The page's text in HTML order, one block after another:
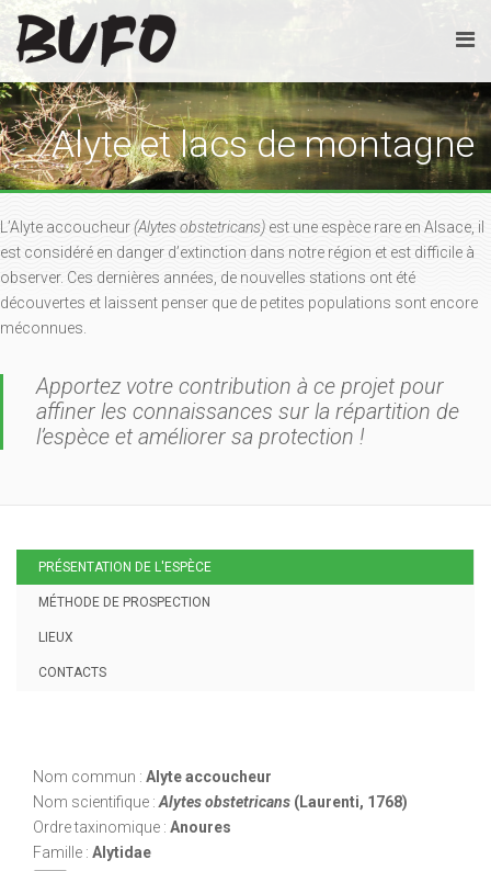
Alyte et lacs de montagne
L’Alyte accoucheur(Alytes obstetricans) est une espèce rare en Alsace, il
est considéré en danger d’extinction dans notre région et est difficile à
observer. Ces dernières années, de nouvelles stations ont été
découvertes et laissent penser que de petites populations sont encore
méconnues.
Apportez votre contribution à ce projet pour
affiner les connaissances sur la répartition de
l’espèce et améliorer sa protection !
PRÉSENTATION DE L'ESPÈCE
MÉTHODE DE PROSPECTION
LIEUX
CONTACTS
Nom commun : Alyte accoucheur
Nom scientifique : Alytes obstetricans (Laurenti, 1768)
Ordre taxinomique : Anoures
Famille : Alytidae